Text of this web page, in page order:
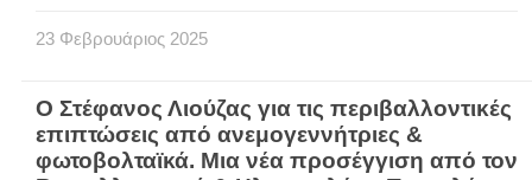
23 Φεβρουάριος 2025
Ο Στέφανος Λιούζας για τις περιβαλλοντικές
επιπτώσεις από ανεμογεννήτριες &
φωτοβολταϊκά. Μια νέα προσέγγιση από τον